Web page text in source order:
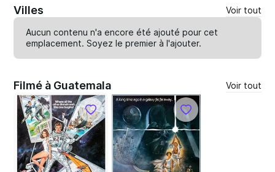
Villes Voir tout
Aucun contenu n'a encore été ajouté pour cet
emplacement. Soyez le premier àl'ajouter.
Filmé à Guatemala Voir tout